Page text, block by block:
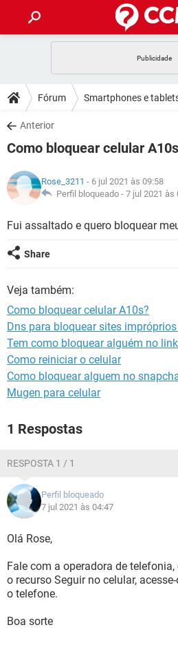
CELULAR
OUTLOOK
INSTAGRAM
GUIA DE COMPRAS
DICAS
JOGOS
INSTAGRAM
DOWNLOADS
JOGOS
CELULAR
OUTLOOK
INSTAGRAM
JOGOS
OUTLOOK
INSTAGRAM
GLOSSÁRIO
JOGOS
INSTAGRAM
GUIA DE COMPRAS
Fórum Smartphones e
Anterior
Como bloquear celular
Rose_3211 - 6 jul 2021 às 09:58
Perfil bloqueado - 7 jul 2021 às
Fui assaltado e quero bloquear
Share
Veja também:
Como bloquear celular A10s?
Dns para bloquear sites
Tem como bloquear alguém no
Como reiniciar o celular
Como bloquear alguem no
Mugen para celular
1 Respostas
RESPOSTA 1 / 1
Perfil bloqueado
7 jul 2021 às 04:47
Olá Rose,
Fale com a operadora de
o recurso Seguir no celular,
o telefone.
Boa sorte